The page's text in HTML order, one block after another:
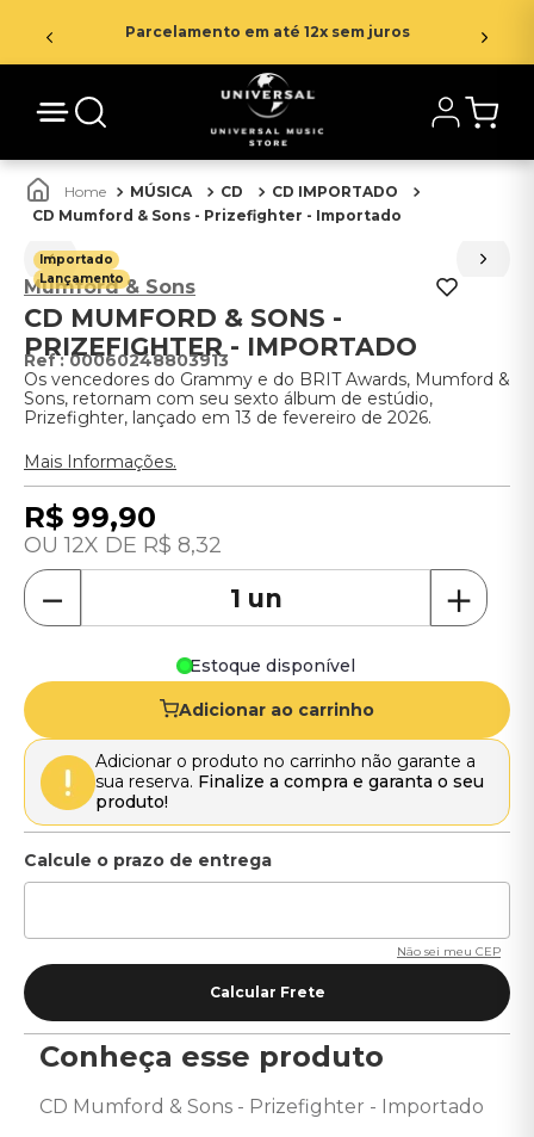
Parcelamento em até 12x sem juros
MÚSICA CD
CD IMPORTADO
CD Mumford & Sons - Prizefighter - Importado
Importado
Lançamento
Mumford & Sons
CD MUMFORD & SONS -
PRIZEFIGHTER - IMPORTADO
:00060248803913
Os vencedores do Grammy e do BRIT Awards, Mumford &
Sons, retornam com seu sexto álbum de estúdio,
Prizefighter, lançado em 13 de fevereiro de 2026.
Mais Informações.
R$ 99,90
12 R$ 8,32
＋
－
Estoque disponível
Adicionar ao carrinho
Adicionar o produto no carrinho não garante a
sua reserva. Finalize a compra e garanta o seu
produto!
Não sei meu CEP
Conheça esse produto
CD Mumford & Sons - Prizefighter - Importado